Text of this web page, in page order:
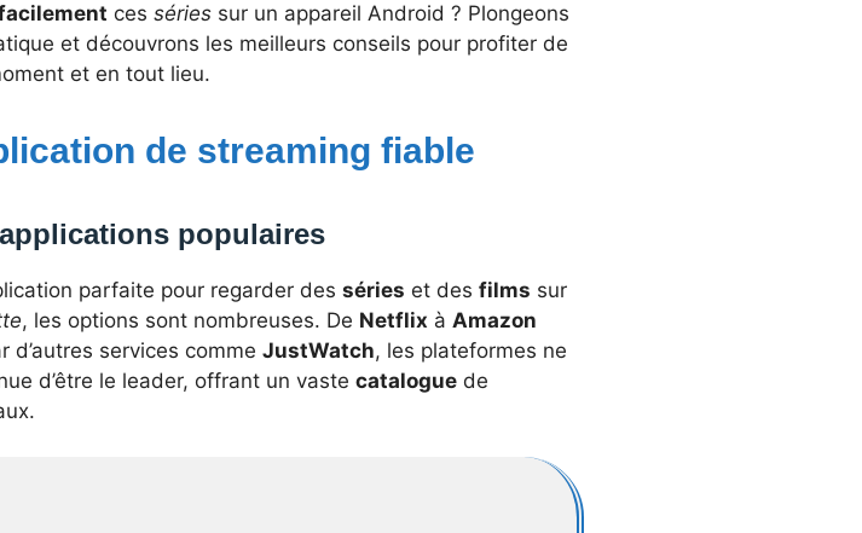
ces séries sur un appareil Android ? Plongeons
et découvrons les meilleurs conseils pour profiter de
et en tout lieu.
de streaming fiable
populaires
parfaite pour regarder des séries et des films sur
, les options sont nombreuses. De Netflix à Amazon
d’autres services comme JustWatch, les plateformes ne
d’être le leader, offrant un vaste catalogue de